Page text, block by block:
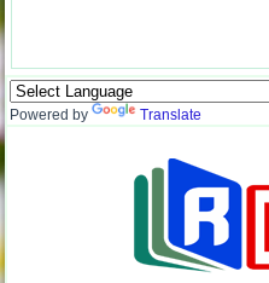
Powered by Translate